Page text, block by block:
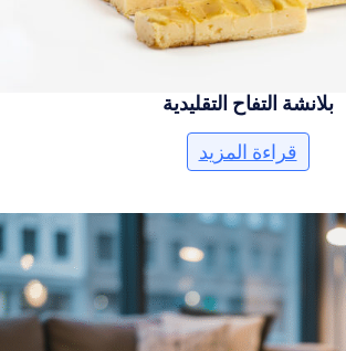
بلانشة التفاح التقليدية
قراءة المزيد